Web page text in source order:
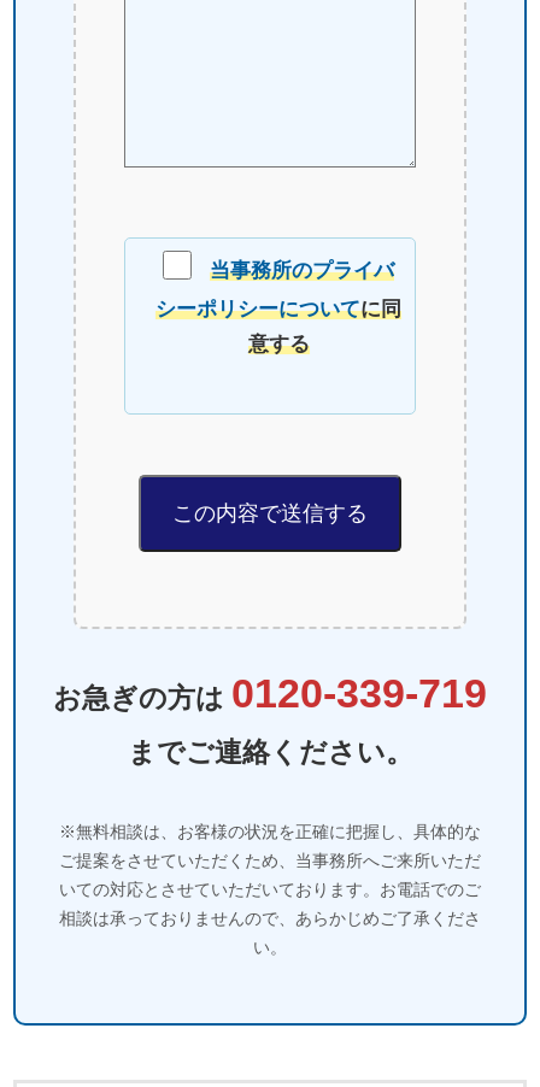
当事務所のプライバ
シーポリシーについてに同
意する
お急ぎの方は 0120-339-719
までご連絡ください。
※無料相談は、お客様の状況を正確に把握し、具体的な
ご提案をさせていただくため、当事務所へご来所いただ
いての対応とさせていただいております。お電話でのご
相談は承っておりませんので、あらかじめご了承くださ
い。